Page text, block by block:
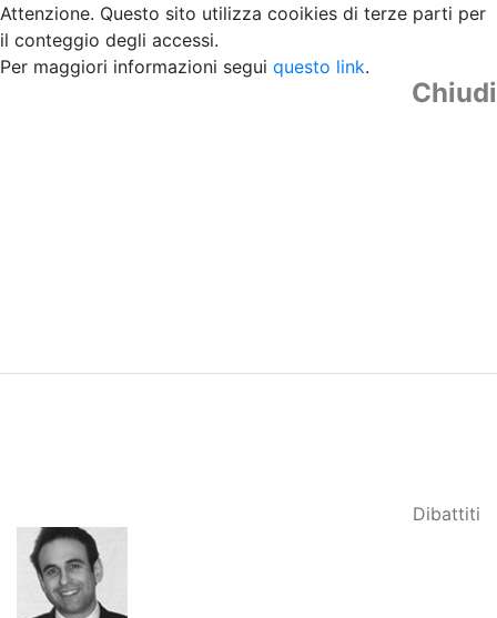
Attenzione. Questo sito utilizza cooikies di terze parti per
il conteggio degli accessi.
Per maggiori informazioni segui questo link.
Chiudi
Dibattiti